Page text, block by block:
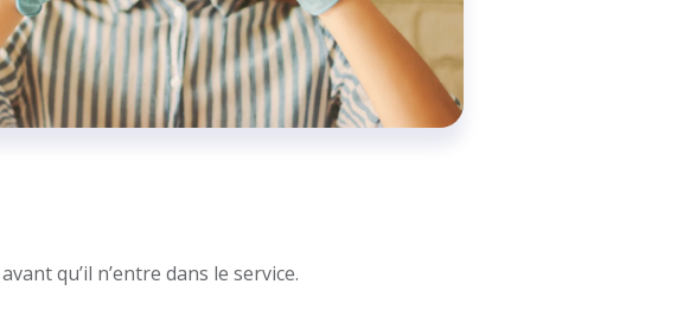
qu’il n’entre dans le service.